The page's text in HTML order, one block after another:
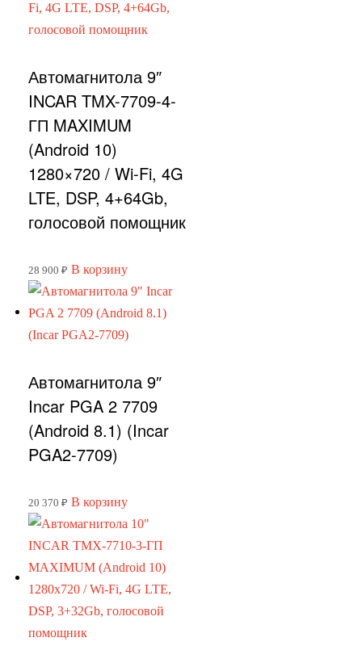
Автомагнитола 9″
INCAR TMX-7709-4-
ГП MAXIMUM
(Android 10)
1280×720 / Wi-Fi, 4G
LTE, DSP, 4+64Gb,
голосовой помощник
28 900 ₽ В корзину
Автомагнитола 9″
Incar PGA 2 7709
(Android 8.1) (Incar
PGA2-7709)
20 370 ₽ В корзину